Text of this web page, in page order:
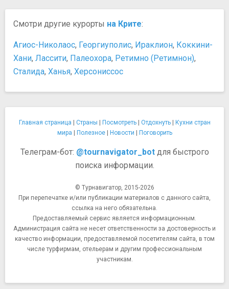
Смотри другие курорты на Крите:
Агиос-Николаос, Георгиуполис, Ираклион, Коккини-
Хани, Лассити, Палеохора, Ретимно (Ретимнон),
Сталида, Ханья, Херсониссос
Главная страница | Страны | Посмотреть| Отдохнуть| Кухни стран
мира | Полезное| Новости | Поговорить
Телеграм-бот: @tournavigator_botдля быстрого
поиска информации.
© Турнавигатор, 2015-2026
При перепечатке и/или публикации материалов с данного сайта,
ссылка на него обязательна.
Предоставляемый сервис является информационным.
Администрация сайта не несет ответственности за достоверность и
качество информации, предоставляемой посетителям сайта, в том
числе турфирмам, отельерам и другим профессиональным
участникам.